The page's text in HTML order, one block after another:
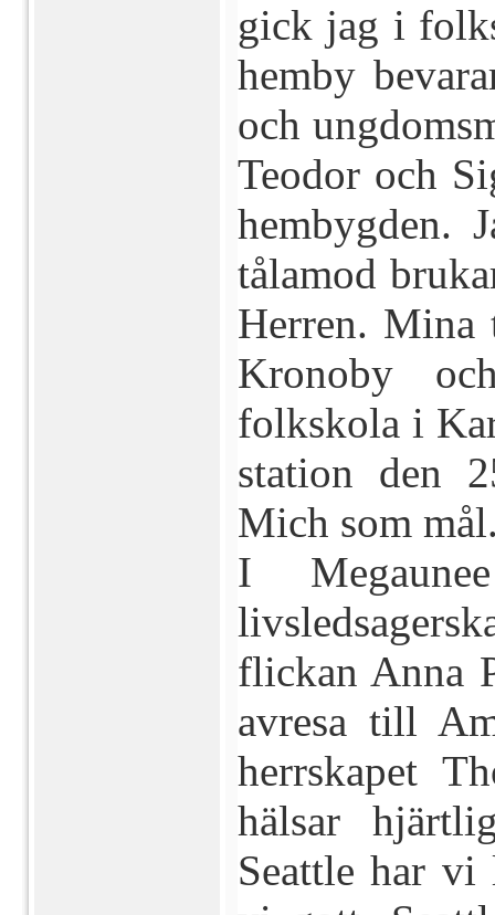
gick jag i
hemby
och
Teodor och
hembygden.
tålamod
Herren. Mina
Kronoby
folkskola i
station den
Mich som
I
flickan Anna
avresa till
herrskapet
hälsar
Seattle har vi